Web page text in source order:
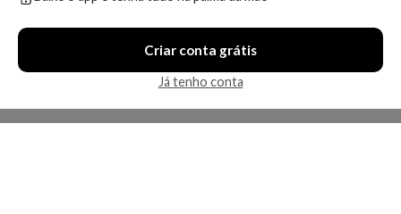
Criar conta grátis
Já tenho conta